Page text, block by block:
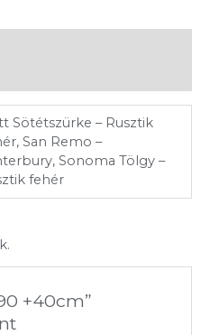
Sötétszürke – Rusztik
San Remo –
Sonoma Tölgy –
fehér
+40cm”